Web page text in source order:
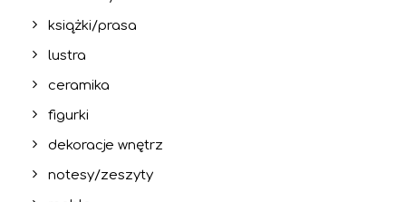
książki/prasa
lustra
ceramika
figurki
dekoracje wnętrz
notesy/zeszyty